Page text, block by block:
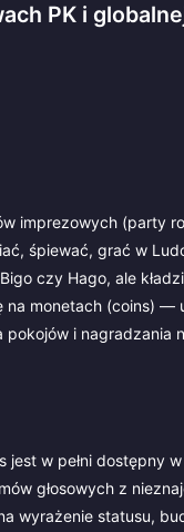
PK i
imprezowych (party
śpiewać, grać w
czy Hago, ale
na monetach (coins) —
pokojów i nagradzania
jest w pełni dostępny
głosowych z
wyrażenie statusu,